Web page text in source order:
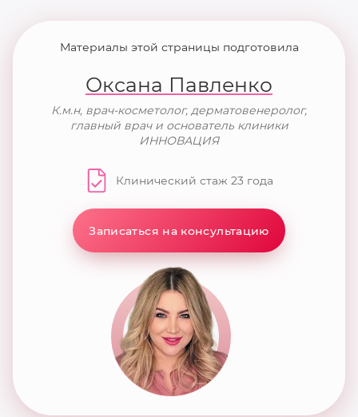
Материалы этой страницы подготовила
Оксана Павленко
К.м.н, врач-косметолог, дерматовенеролог,
главный врач и основатель клиники
ИННОВАЦИЯ
Клинический стаж 23 года
Записаться на консультацию